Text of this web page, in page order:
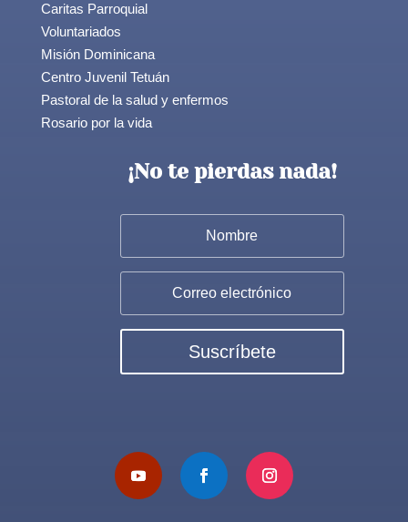
Caritas Parroquial
Voluntariados
Misión Dominicana
Centro Juvenil Tetuán
Pastoral de la salud y enfermos
Rosario por la vida
¡No te pierdas nada!
Suscríbete